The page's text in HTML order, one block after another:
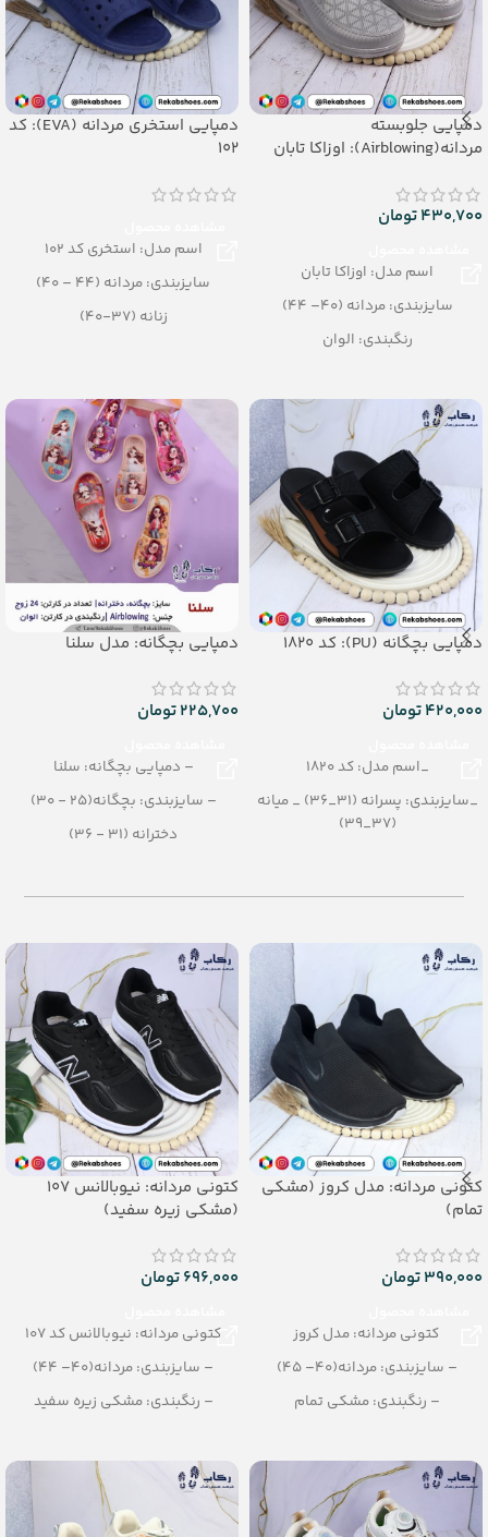
دمپایی جلوبسته
مردانه(Airblowing): اوزاکا تابان
430,700تومان
اسم مدل: اوزاکا تابان
سایزبندی: مردانه (40– 44)
رنگبندی: الوان
دمپایی استخری مردانه (EVA): کد
102
اسم مدل: استخری کد 102
سایزبندی: مردانه (44 – 40)
زنانه (37-40)
جنس: EVA
دمپایی بچگانه (PU): کد 1820
420,000تومان
_اسم مدل: کد 1820
_سایزبندی: پسرانه (31_36) _ میانه
(37_39)
_تعداد در کارتن: 12 جفت
دمپایی بچگانه: مدل سلنا
225,700تومان
– دمپایی بچگانه: سلنا
– سایزبندی: بچگانه(25 - 30)
دخترانه (31 - 36)
– تعداد در کارتن: 24 جفت
کتونی مردانه: مدل کروز (مشکی
تمام)
390,000تومان
کتونی مردانه: مدل کروز
– سایزبندی: مردانه(40– 45)
– رنگبندی: مشکی تمام
_جنس: پی یو زیره تزریقی
کتونی مردانه: نیوبالانس 107
(مشکی زیره سفید)
696,000تومان
کتونی مردانه: نیوبالانس کد 107
– سایزبندی: مردانه(40– 44)
– رنگبندی: مشکی زیره سفید